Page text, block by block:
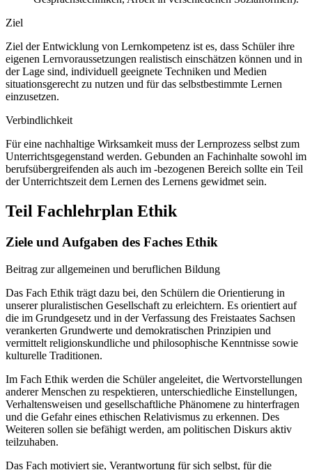
Ziel
Ziel der Entwicklung von Lernkompetenz ist es, dass Schüler ihre
eigenen Lernvoraussetzungen realistisch einschätzen können und in
der Lage sind, individuell geeignete Techniken und Medien
situationsgerecht zu nutzen und für das selbstbestimmte Lernen
einzusetzen.
Verbindlichkeit
Für eine nachhaltige Wirksamkeit muss der Lernprozess selbst zum
Unterrichtsgegenstand werden. Gebunden an Fachinhalte sowohl im
berufsübergreifenden als auch im -bezogenen Bereich sollte ein Teil
der Unterrichtszeit dem Lernen des Lernens gewidmet sein.
Teil Fachlehrplan Ethik
Ziele und Aufgaben des Faches Ethik
Beitrag zur allgemeinen und beruflichen Bildung
Das Fach Ethik trägt dazu bei, den Schülern die Orientierung in
unserer pluralistischen Gesellschaft zu erleichtern. Es orientiert auf
die im Grundgesetz und in der Verfassung des Freistaates Sachsen
verankerten Grundwerte und demokratischen Prinzipien und
vermittelt religionskundliche und philosophische Kenntnisse sowie
kulturelle Traditionen.
Im Fach Ethik werden die Schüler angeleitet, die Wertvorstellungen
anderer Menschen zu respektieren, unterschiedliche Einstellungen,
Verhaltensweisen und gesellschaftliche Phänomene zu hinterfragen
und die Gefahr eines ethischen Relativismus zu erkennen. Des
Weiteren sollen sie befähigt werden, am politischen Diskurs aktiv
teilzuhaben.
Das Fach motiviert sie, Verantwortung für sich selbst, für die